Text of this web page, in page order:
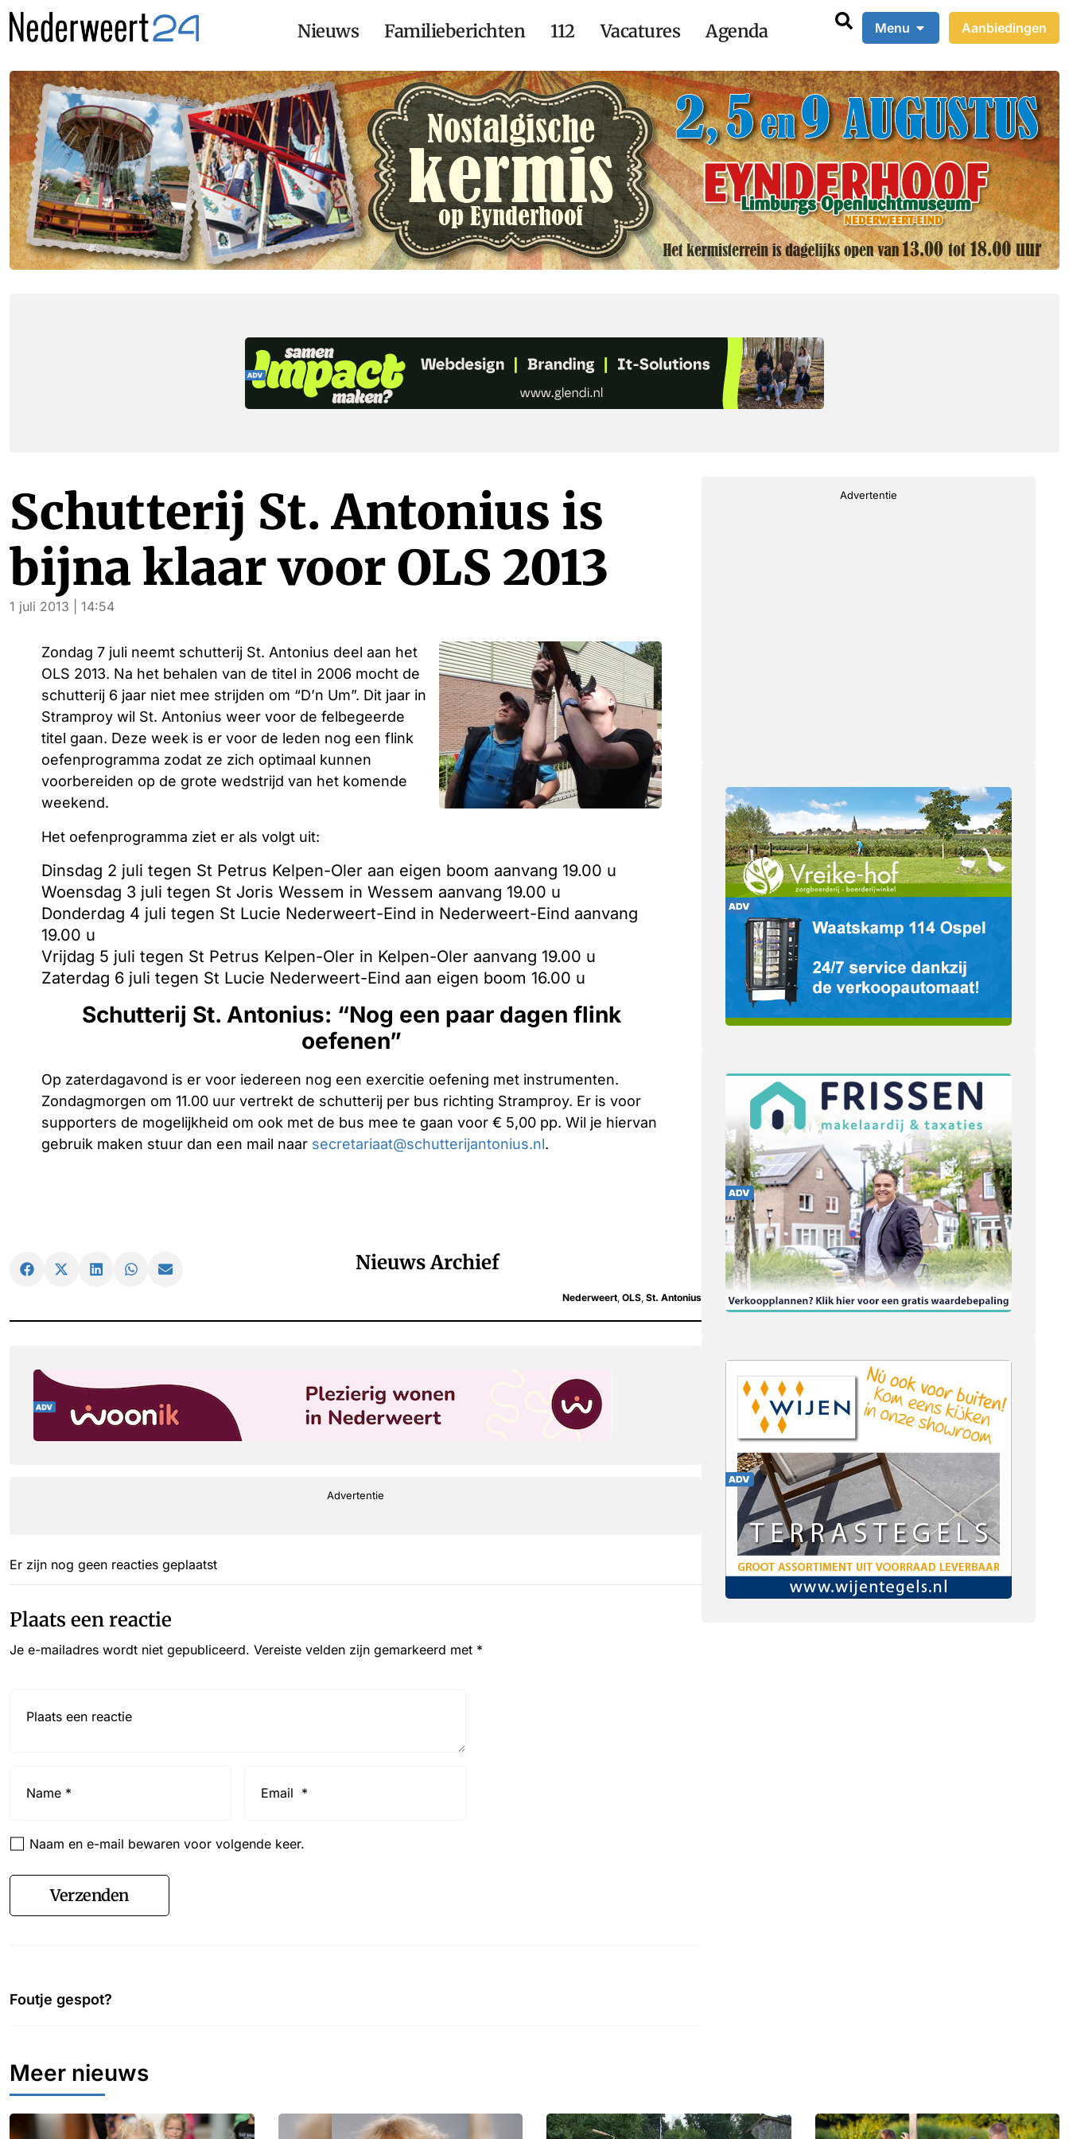
Nieuws Familieberichten 112 Vacatures Agenda Menu Aanbiedingen
Schutterij St. Antonius is
bijna klaar voor OLS 2013
1 juli 2013 | 14:54
Zondag 7 juli neemt schutterij St. Antonius deel aan het
OLS 2013. Na het behalen van de titel in 2006 mocht de
schutterij 6 jaar niet mee strijden om “D’n Um”. Dit jaar in
Stramproy wil St. Antonius weer voor de felbegeerde
titel gaan. Deze week is er voor de leden nog een flink
oefenprogramma zodat ze zich optimaal kunnen
voorbereiden op de grote wedstrijd van het komende
weekend.
Het oefenprogramma ziet er als volgt uit:
Dinsdag 2 juli tegen St Petrus Kelpen-Oler aan eigen boom aanvang 19.00 u
Woensdag 3 juli tegen St Joris Wessem in Wessem aanvang 19.00 u
Donderdag 4 juli tegen St Lucie Nederweert-Eind in Nederweert-Eind aanvang
19.00 u
Vrijdag 5 juli tegen St Petrus Kelpen-Oler in Kelpen-Oler aanvang 19.00 u
Zaterdag 6 juli tegen St Lucie Nederweert-Eind aan eigen boom 16.00 u
Schutterij St. Antonius: “Nog een paar dagen flink
oefenen”
Op zaterdagavond is er voor iedereen nog een exercitie oefening met instrumenten.
Zondagmorgen om 11.00 uur vertrekt de schutterij per bus richting Stramproy. Er is voor
supporters de mogelijkheid om ook met de bus mee te gaan voor € 5,00 pp. Wil je hiervan
gebruik maken stuur dan een mail naar secretariaat@schutterijantonius.nl.
Nieuws Archief
Nederweert OLS St. Antonius
Advertentie
Er zijn nog geen reacties geplaatst
Plaats een reactie
Je e-mailadres wordt niet gepubliceerd. Vereiste velden zijn gemarkeerd met *
Naam en e-mail bewaren voor volgende keer.
Verzenden
Advertentie
Foutje gespot?
Meer nieuws